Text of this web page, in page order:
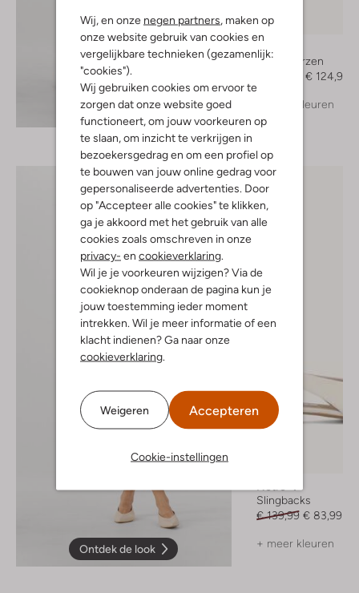
Wij, en onze negen partners, maken op
onze website gebruik van cookies en
vergelijkbare technieken (gezamenlijk:
"cookies").
Wij gebruiken cookies om ervoor te
zorgen dat onze website goed
functioneert, om jouw voorkeuren op
te slaan, om inzicht te verkrijgen in
bezoekersgedrag en om een profiel op
te bouwen van jouw online gedrag voor
gepersonaliseerde advertenties. Door
op "Accepteer alle cookies" te klikken,
ga je akkoord met het gebruik van alle
cookies zoals omschreven in onze
privacy- en cookieverklaring.
Wil je je voorkeuren wijzigen? Via de
cookieknop onderaan de pagina kun je
jouw toestemming ieder moment
intrekken. Wil je meer informatie of een
klacht indienen? Ga naar onze
cookieverklaring.
Weigeren Accepteren
Cookie-instellingen
Ontdek de look
-50%
Notre-V
Hoge laarzen
€ 124,99
+ meer kleuren
Ontdek de look
Slingbacks
€ 139,99 € 83,99
+ meer kleuren